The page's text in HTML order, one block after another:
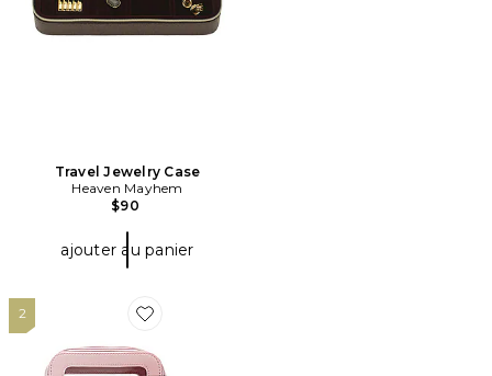
Travel Jewelry Case
Heaven Mayhem
$90
ajouter au panier
2
Favorite ENSEMBLE ÉTUIS POUR COSMÉTIQUES